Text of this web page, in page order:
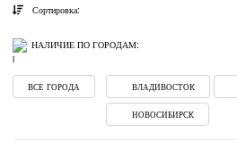
Сортировка:
НАЛИЧИЕ ПО ГОРОДАМ:
ВСЕ ГОРОДА ВЛАДИВОСТОК
НОВОСИБИРСК